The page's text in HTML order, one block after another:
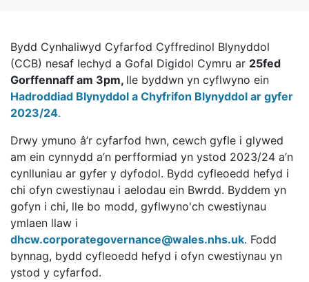
Bydd Cynhaliwyd Cyfarfod Cyffredinol Blynyddol
(CCB) nesaf Iechyd a Gofal Digidol Cymru ar 25fed
Gorffennaff am 3pm, lle byddwn yn cyflwyno ein
Hadroddiad Blynyddol a Chyfrifon Blynyddol ar gyfer
2023/24.
Drwy ymuno â’r cyfarfod hwn, cewch gyfle i glywed
am ein cynnydd a’n perfformiad yn ystod 2023/24 a’n
cynlluniau ar gyfer y dyfodol. Bydd cyfleoedd hefyd i
chi ofyn cwestiynau i aelodau ein Bwrdd. Byddem yn
gofyn i chi, lle bo modd, gyflwyno'ch cwestiynau
ymlaen llaw i
dhcw.corporategovernance@wales.nhs.uk. Fodd
bynnag, bydd cyfleoedd hefyd i ofyn cwestiynau yn
ystod y cyfarfod.